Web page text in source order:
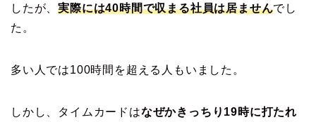
したが、実際には40時間で収まる社員は居ませんでし
た。
多い人では100時間を超える人もいました。
しかし、タイムカードはなぜかきっちり19時に打たれ